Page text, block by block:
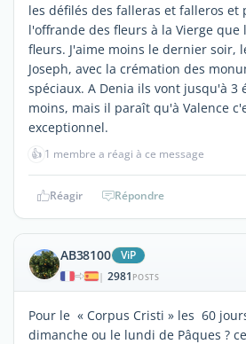
les défilés des falleras et falleros et
l'offrande des fleurs à la Vierge que
fleurs. J'aime moins le dernier soir,
Joseph, avec la crémation des
spéciaux. A Denia ils vont jusqu'à 3
moins, mais il paraît qu'à Valence
exceptionnel.
👍 1 membre a réagi à ce message
Réagir Répondre
AB38100 ViP
| 2981 POSTS
Pour le « Corpus Cristi » les 60
dimanche ou le lundi de Pâques ?